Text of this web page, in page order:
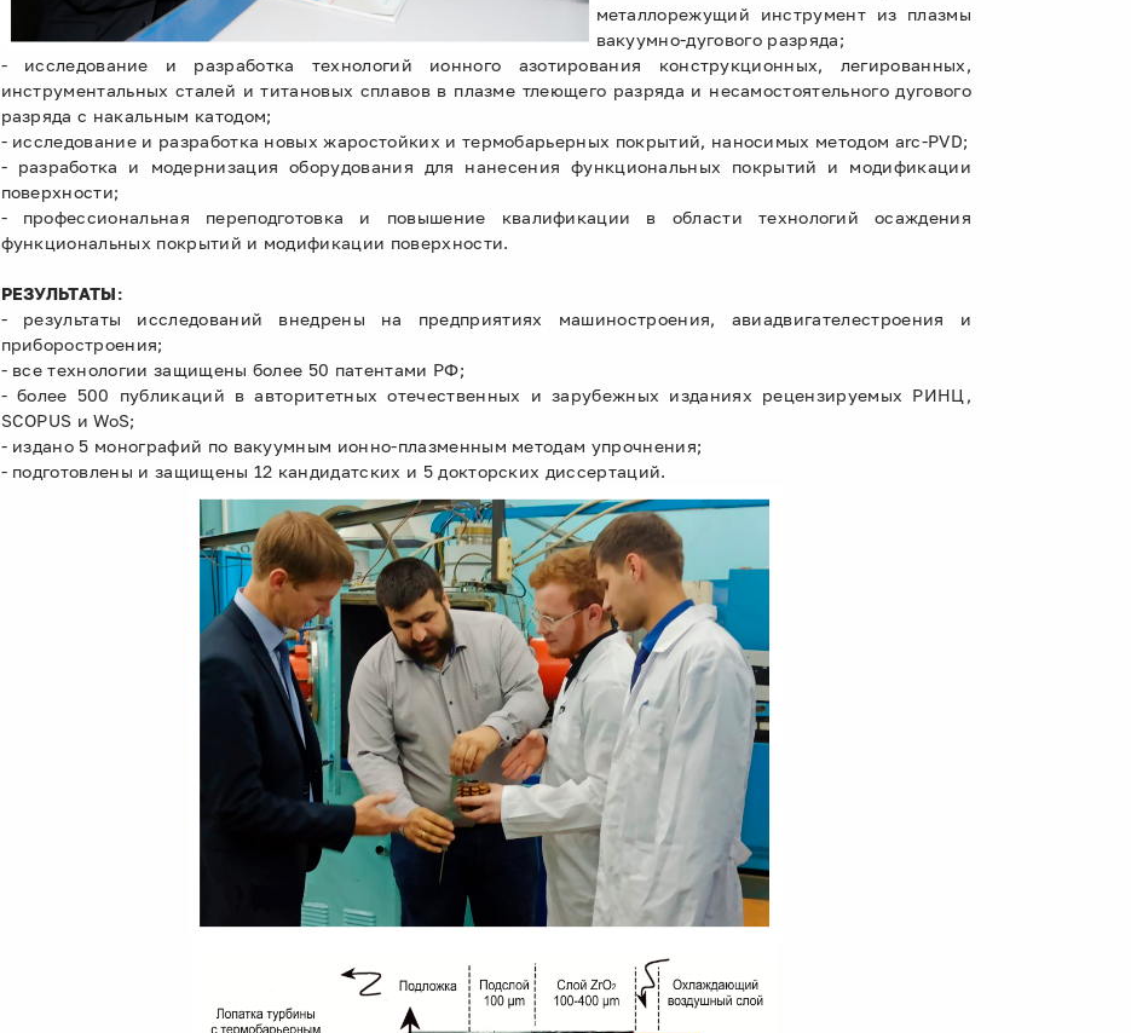
металлорежущий инструмент из плазмы
вакуумно-дугового разряда;
- исследование и разработка технологий ионного азотирования конструкционных, легированных,
инструментальных сталей и титановых сплавов в плазме тлеющего разряда и несамостоятельного дугового
разряда с накальным катодом;
- исследование и разработка новых жаростойких и термобарьерных покрытий, наносимых методом arc-PVD;
- разработка и модернизация оборудования для нанесения функциональных покрытий и модификации
поверхности;
- профессиональная переподготовка и повышение квалификации в области технологий осаждения
функциональных покрытий и модификации поверхности.
РЕЗУЛЬТАТЫ:
- результаты исследований внедрены на предприятиях машиностроения, авиадвигателестроения и
приборостроения;
- все технологии защищены более 50 патентами РФ;
- более 500 публикаций в авторитетных отечественных и зарубежных изданиях рецензируемых РИНЦ,
SCOPUS и WoS;
- издано 5 монографий по вакуумным ионно-плазменным методам упрочнения;
- подготовлены и защищены 12 кандидатских и 5 докторских диссертаций.